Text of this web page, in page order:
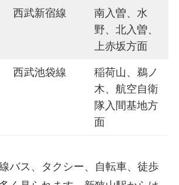
西武新宿線
南入曽、水
野、北入曽、
上赤坂方面
西武池袋線
稲荷山、鵜ノ
木、航空自衛
隊入間基地方
面
バス、タクシー、自転車、徒歩